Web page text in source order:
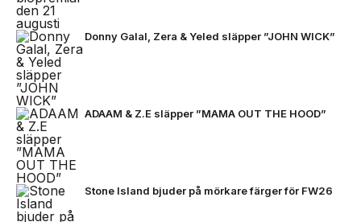
Donny Galal, Zera & Yeled släpper ”JOHN WICK”
ADAAM & Z.E släpper ”MAMA OUT THE HOOD”
Stone Island bjuder på mörkare färger för FW26